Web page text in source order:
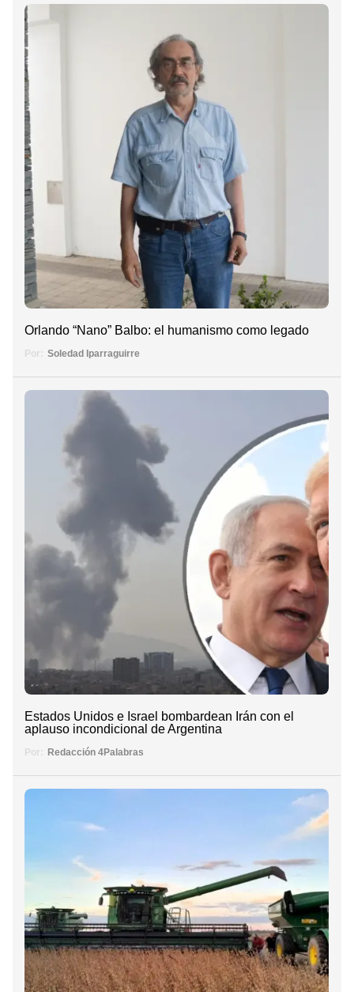
Orlando “Nano” Balbo: el humanismo como legado
Por: Soledad Iparraguirre
Estados Unidos e Israel bombardean Irán con el
aplauso incondicional de Argentina
Por: Redacción 4Palabras